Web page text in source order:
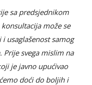
sa predsjednikom
može se
usaglašenost samog
Prije svega mislim na
je javno upućivao
doći do boljih i